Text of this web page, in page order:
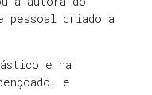
pessoal criado a
e na
e